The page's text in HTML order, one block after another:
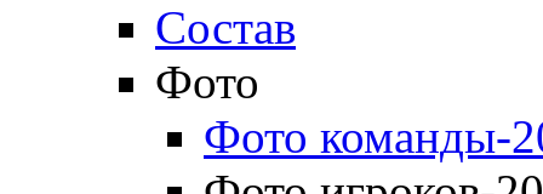
Состав
Фото
Фото команды-